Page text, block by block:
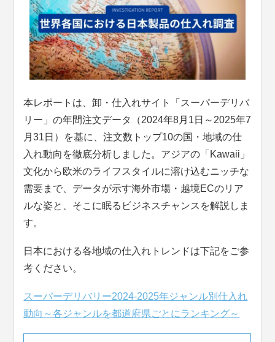
本レポートは、卸・仕入れサイト「スーパーデリバ
リー」の年間注文データ（2024年8月1日～2025年7
月31日）を基に、注文数トップ10の国・地域の仕
入れ動向を徹底分析しました。アジアの「Kawaii」
文化から欧米のライフスタイルに溶け込むニッチな
需要まで、データが示す海外市場・越境ECのリア
ルな姿と、そこに眠るビジネスチャンスを解説しま
す。
日本における各地域の仕入れトレンドは下記をご参
考ください。
スーパーデリバリー2024-2025年ジャンル別仕入れ
動向～各ジャンルを都道府県ごとにランキング～